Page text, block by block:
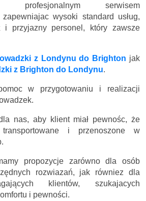
profesjonalnym serwisem
zapewniajac wysoki standard usług,
i przyjazny personel, który zawsze
z Londynu do Brighton jak
z Brighton do Londynu.
w przygotowaniu i realizacji
nas, aby klient miał pewnośc, że
i przenoszone w
propozycje zarówno dla osób
rozwiazań, jak równiez dla
klientów, szukajacych
i pewności.